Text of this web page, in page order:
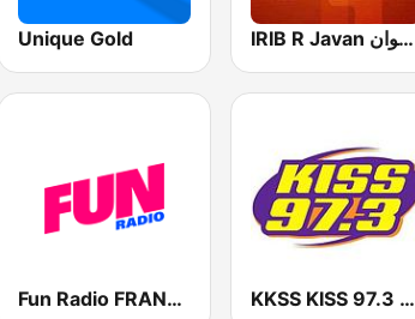
Unique Gold IRIB R Javan راديو جوان
Fun Radio FRANCE KKSS KISS 97.3 FM